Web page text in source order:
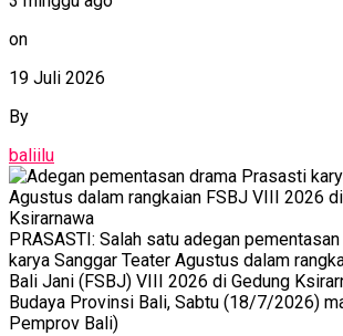
on
19 Juli 2026
By
baliilu
PRASASTI: Salah satu adegan
karya Sanggar Teater Agustus dalam
Bali Jani (FSBJ) VIII 2026 di Gedung
Budaya Provinsi Bali, Sabtu (18/7/2026)
Pemprov Bali)